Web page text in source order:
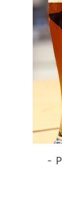
-